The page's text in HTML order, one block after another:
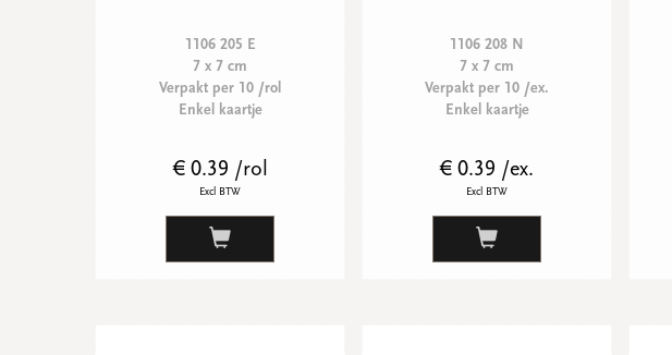
1106 205 E
7 x 7 cm
Verpakt per 10 /rol
Enkel kaartje
€ 0.39 /rol
Excl BTW
1106 208 N
7 x 7 cm
Verpakt per 10 /ex.
Enkel kaartje
€ 0.39 /ex.
Excl BTW